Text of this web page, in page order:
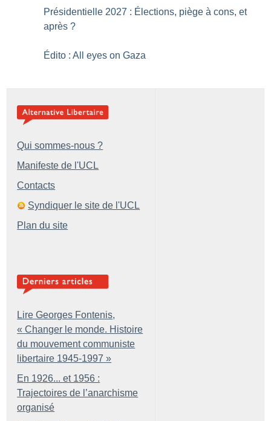
Présidentielle 2027 : Élections, piège à cons, et
après ?
Édito : All eyes on Gaza
Qui sommes-nous ?
Manifeste de l'UCL
Contacts
Syndiquer le site de l'UCL
Plan du site
Lire Georges Fontenis,
« Changer le monde. Histoire
du mouvement communiste
libertaire 1945-1997 »
En 1926... et 1956 :
Trajectoires de l’anarchisme
organisé